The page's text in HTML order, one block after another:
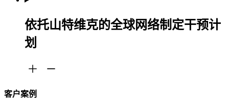
依托山特维克的全球网络制定干预计
划
客户案例